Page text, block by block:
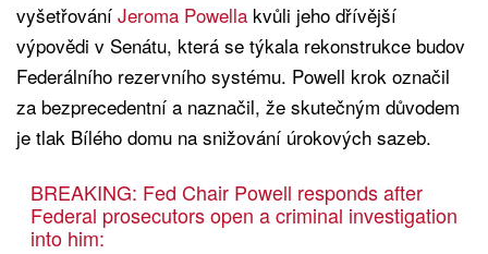
vyšetřování Jeroma Powella kvůli jeho dřívější
výpovědi v Senátu, která se týkala rekonstrukce budov
Federálního rezervního systému. Powell krok označil
za bezprecedentní a naznačil, že skutečným důvodem
je tlak Bílého domu na snižování úrokových sazeb.
BREAKING: Fed Chair Powell responds after
Federal prosecutors open a criminal investigation
into him: